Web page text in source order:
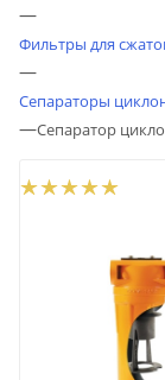
—
Фильтры для
—
Сепараторы
—Сепаратор